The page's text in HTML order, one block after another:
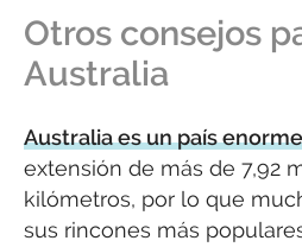
Otros consejos
Australia
Australia es un país enorme
extensión de más de 7,92
kilómetros, por lo que
sus rincones más